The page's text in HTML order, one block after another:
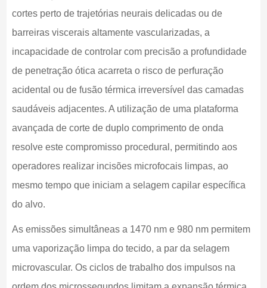
cortes perto de trajetórias neurais delicadas ou de
barreiras viscerais altamente vascularizadas, a
incapacidade de controlar com precisão a profundidade
de penetração ótica acarreta o risco de perfuração
acidental ou de fusão térmica irreversível das camadas
saudáveis adjacentes. A utilização de uma plataforma
avançada de corte de duplo comprimento de onda
resolve este compromisso procedural, permitindo aos
operadores realizar incisões microfocais limpas, ao
mesmo tempo que iniciam a selagem capilar específica
do alvo.
As emissões simultâneas a 1470 nm e 980 nm permitem
uma vaporização limpa do tecido, a par da selagem
microvascular. Os ciclos de trabalho dos impulsos na